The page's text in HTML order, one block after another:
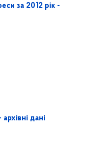
за 2012 рік -
дані